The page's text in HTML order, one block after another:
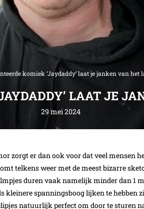
komiek ‘Jaydaddy’ laat je janken van het
LAAT JE
29 mei 2024
zorgt er dan ook voor dat veel mensen
telkens weer met de meest bizarre
duren vaak namelijk minder dan 1
kleinere spanningsboog lijken te hebben
natuurlijk perfect om door te sturen